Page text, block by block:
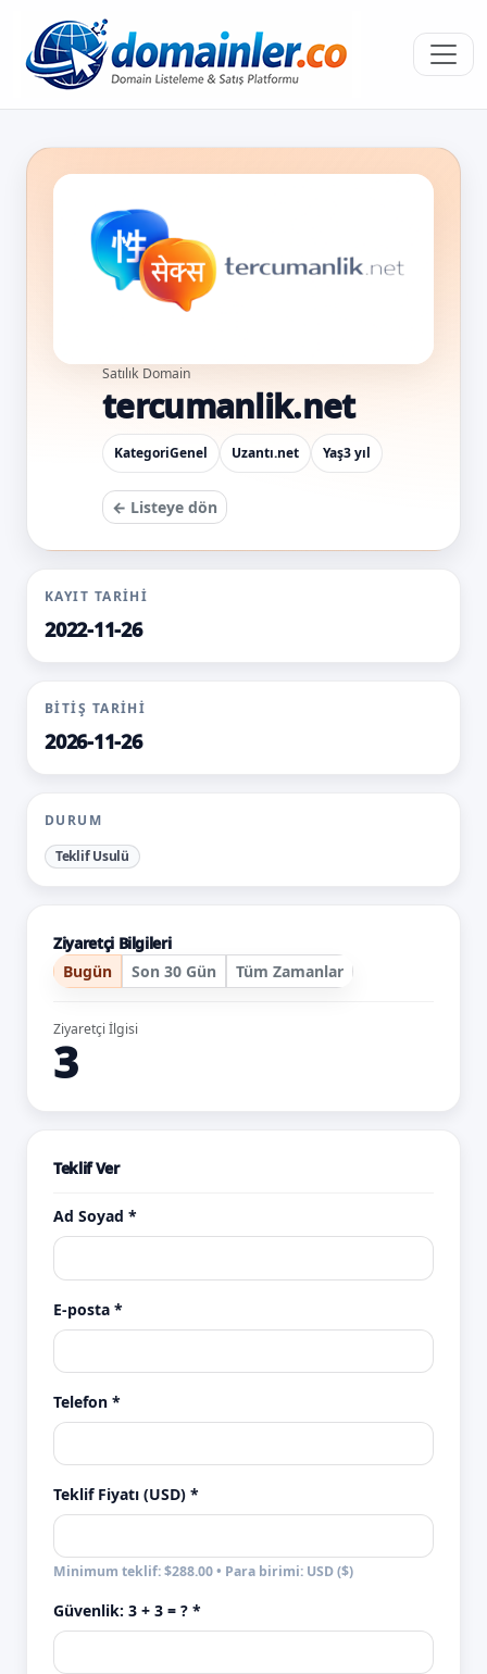
Satılık Domain
tercumanlik.net
KategoriGenel Uzantı.net Yaş3 yıl
← Listeye dön
KAYIT TARIHI
2022-11-26
BITIŞ TARIHI
2026-11-26
DURUM
Teklif Usulü
Ziyaretçi Bilgileri
Bugün
Son 30 Gün Tüm Zamanlar
Ziyaretçi İlgisi
3
Teklif Ver
Ad Soyad *
E-posta *
Telefon *
Teklif Fiyatı (USD) *
Minimum teklif: $288.00 • Para birimi: USD ($)
Güvenlik: 3 + 3 = ? *